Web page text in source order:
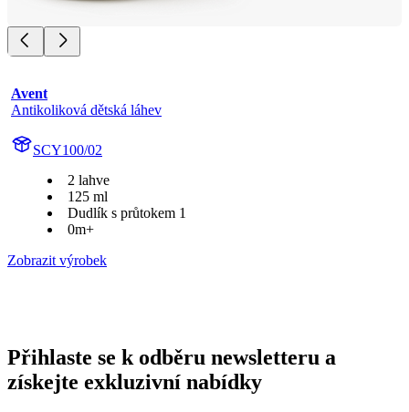
Avent
Antikoliková dětská láhev
SCY100/02
2 lahve
125 ml
Dudlík s průtokem 1
0m+
Zobrazit výrobek
Přihlaste se k odběru newsletteru a
získejte exkluzivní nabídky